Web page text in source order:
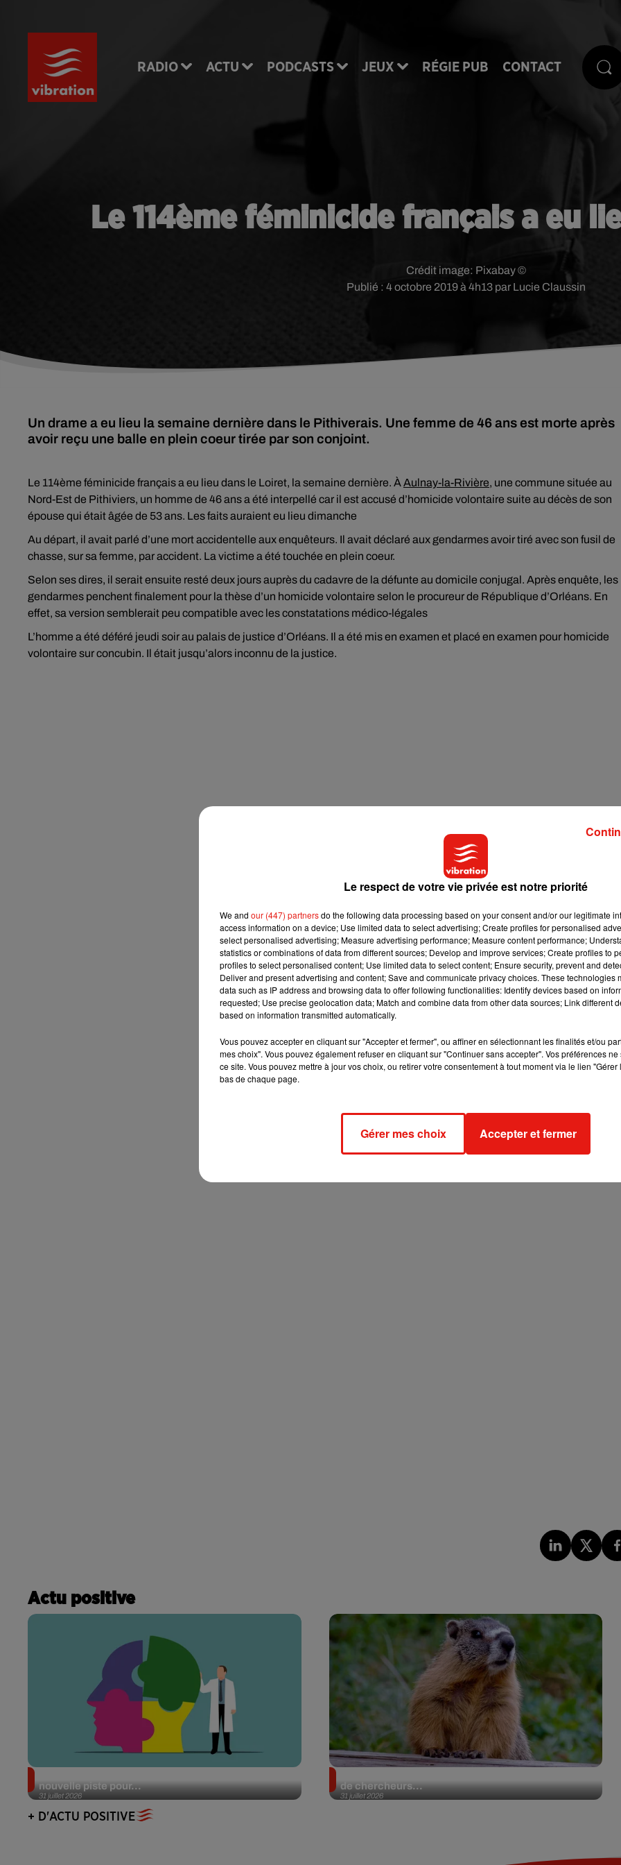
RADIO ACTU PODCASTS JEUX RÉGIE PUB CONTACT
Le 114ème féminicide français a eu
Publié : 4 octobre 2019 à 4h13 par Lucie Claussin
Crédit image: Pixabay ©
Un drame a eu lieu la semaine dernière dans le Pithiverais. Une femme de 46 ans est morte après
avoir reçu une balle en plein coeur tirée par son conjoint.
Le 114ème féminicide français a eu lieu dans le Loiret, la semaine dernière. ÀAulnay-la-Rivière, une commune située au
Nord-Est de Pithiviers, un homme de 46 ans a été interpellé car il est accusé d’homicide volontaire suite au décès de son
épouse qui était âgée de 53 ans. Les faits auraient eu lieu dimanche
Au départ, il avait parlé d’une mort accidentelle aux enquêteurs. Il avait déclaré aux gendarmes avoir tiré avec son fusil de
chasse, sur sa femme, par accident. La victime a été touchée en plein coeur.
Selon ses dires, il serait ensuite resté deux jours auprès du cadavre de la défunte au domicile conjugal. Après enquête, les
gendarmes penchent finalement pour la thèse d’un homicide volontaire selon le procureur de République d’Orléans. En
effet, sa version semblerait peu compatible avec les constatations médico-légales
L’homme a été déféré jeudi soir au palais de justice d’Orléans. Il a été mis en examen et placé en examen pour homicide
volontaire sur concubin. Il était jusqu’alors inconnu de la justice.
Actu positive
31 juillet 2026
nouvelle piste pour...
31 juillet 2026
de chercheurs...
+ D'ACTU POSITIVE
Le respect de votre vie privée est notre priorité
We and our (447) partnersdo the following data processing based on your consent and/or our legitimate
access information on a device; Use limited data to select advertising; Create profiles for personalised
select personalised advertising; Measure advertising performance; Measure content performance;
statistics or combinations of data from different sources; Develop and improve services; Create profiles to
profiles to select personalised content; Use limited data to select content; Ensure security, prevent and
Deliver and present advertising and content; Save and communicate privacy choices. These technologies
data such as IP address and browsing data to offer following functionalities: Identify devices based on
requested; Use precise geolocation data; Match and combine data from other data sources; Link different
based on information transmitted automatically.
Vous pouvez accepter en cliquant sur "Accepter et fermer", ou affiner en sélectionnant les finalités et/ou
mes choix". Vous pouvez également refuser en cliquant sur "Continuer sans accepter". Vos préférences
ce site. Vous pouvez mettre à jour vos choix, ou retirer votre consentement à tout moment via le lien
bas de chaque page.
Gérer mes choix Accepter et fermer